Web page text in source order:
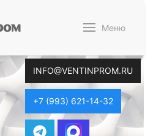
Меню
INFO@VENTINPROM.RU
+7 (993) 621-14-32